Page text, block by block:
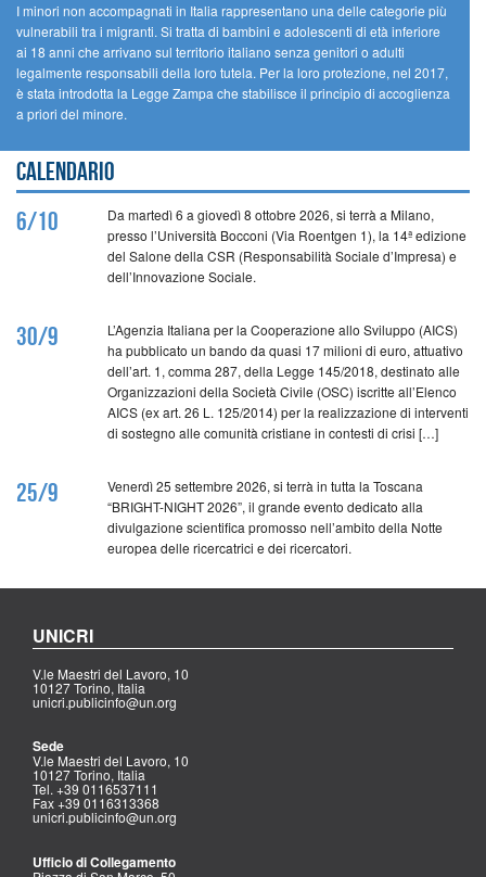
I minori non accompagnati in Italia rappresentano una delle categorie più
vulnerabili tra i migranti. Si tratta di bambini e adolescenti di età inferiore
ai 18 anni che arrivano sul territorio italiano senza genitori o adulti
legalmente responsabili della loro tutela. Per la loro protezione, nel 2017,
è stata introdotta la Legge Zampa che stabilisce il principio di accoglienza
a priori del minore.
Calendario
6/10
Da martedì 6 a giovedì 8 ottobre 2026, si terrà a Milano,
presso l’Università Bocconi (Via Roentgen 1), la 14ª edizione
del Salone della CSR (Responsabilità Sociale d’Impresa) e
dell’Innovazione Sociale.
30/9
L’Agenzia Italiana per la Cooperazione allo Sviluppo (AICS)
ha pubblicato un bando da quasi 17 milioni di euro, attuativo
dell’art. 1, comma 287, della Legge 145/2018, destinato alle
Organizzazioni della Società Civile (OSC) iscritte all’Elenco
AICS (ex art. 26 L. 125/2014) per la realizzazione di interventi
di sostegno alle comunità cristiane in contesti di crisi […]
25/9
Venerdì 25 settembre 2026, si terrà in tutta la Toscana
“BRIGHT-NIGHT 2026”, il grande evento dedicato alla
divulgazione scientifica promosso nell’ambito della Notte
europea delle ricercatrici e dei ricercatori.
UNICRI
V.le Maestri del Lavoro, 10
10127 Torino, Italia
unicri.publicinfo@un.org
Sede
V.le Maestri del Lavoro, 10
10127 Torino, Italia
Tel. +39 0116537111
Fax +39 0116313368
unicri.publicinfo@un.org
Ufficio di Collegamento